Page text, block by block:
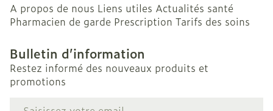
A propos de nous Liens utiles Actualités santé
Pharmacien de garde Prescription Tarifs des soins
Bulletin d’information
Restez informé des nouveaux produits et
promotions
Adresse mail